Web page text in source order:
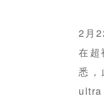
2月
在超
悉
ultra